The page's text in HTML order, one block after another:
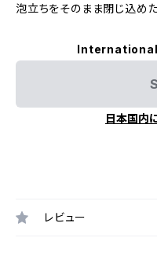
泡立ちをそのまま閉じ込めた
日本国内
レビュー